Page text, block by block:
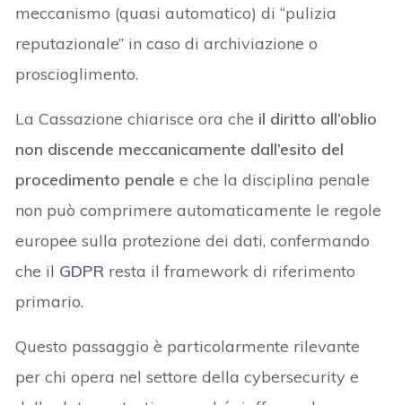
meccanismo (quasi automatico) di “pulizia
reputazionale” in caso di archiviazione o
proscioglimento.
La Cassazione chiarisce ora che il diritto all’oblio
non discende meccanicamente dall’esito del
procedimento penale e che la disciplina penale
non può comprimere automaticamente le regole
europee sulla protezione dei dati, confermando
che il GDPR resta il framework di riferimento
primario.
Questo passaggio è particolarmente rilevante
per chi opera nel settore della cybersecurity e